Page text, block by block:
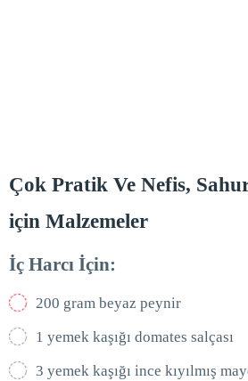
Çok Pratik Ve Nefis,
için Malzemeler
İç Harcı İçin:
200 gram beyaz peynir
1 yemek kaşığı domates salçası
3 yemek kaşığı ince kıyılmış